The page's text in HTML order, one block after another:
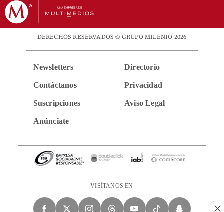
DERECHOS RESERVADOS © GRUPO MILENIO 2026
Newsletters
Contáctanos
Suscripciones
Anúnciate
Directorio
Privacidad
Aviso Legal
VISÍTANOS EN